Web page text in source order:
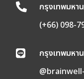

กรุงเทพมหา
(+66) 098-

กรุงเทพมหา